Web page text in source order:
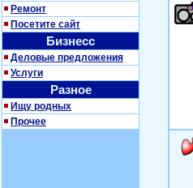
Ремонт
Посетите сайт
Бизнесс
Деловые предложения
Услуги
Разное
Ищу родных
Прочее